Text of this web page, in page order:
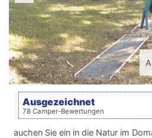
Ausgezeichnet
78 Camper-Bewertungen
auchen Sie ein in die Natur im